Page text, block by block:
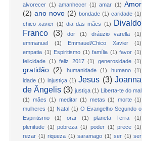
alvorecer (1) amanhecer (1) amar (1) Amor
(2) ano novo (2) bondade (1) caridade (1)
chico xavier (1) dia das mães (1) Divaldo
Franco
(3) dor (1) dráuzio varella
(1)
emmanuel
(1) Emmauel/Chico Xavier
(1)
empatia (1) Espiritismo (1) família (1) favor (1)
felicidade (1) feliz 2017 (1) generosidade (1)
gratidão (2) humanidade (1) humano
(1)
idade (1) injustiça (1) Jesus (3) Joanna
de Ângelis (3) justiça (1)
Liberta-te do mal
(1) mães (1) meditar (1) metas (1) morte (1)
mulheres (1) Natal (1) O Evangelho Segundo o
Espiritismo
(1) orar (1) planeta Terra
(1)
plenitude (1) pobreza (1) poder (1) prece (1)
rezar (1) riqueza (1) saramago (1) ser (1) ser